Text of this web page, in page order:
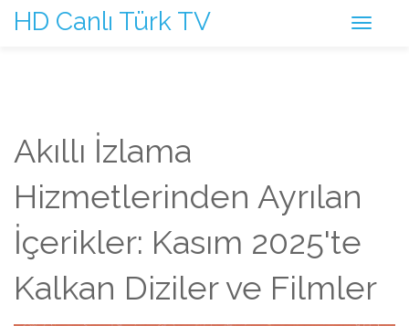
HD Canlı Türk TV
Akıllı İzlama
Hizmetlerinden Ayrılan
İçerikler: Kasım 2025'te
Kalkan Diziler ve Filmler